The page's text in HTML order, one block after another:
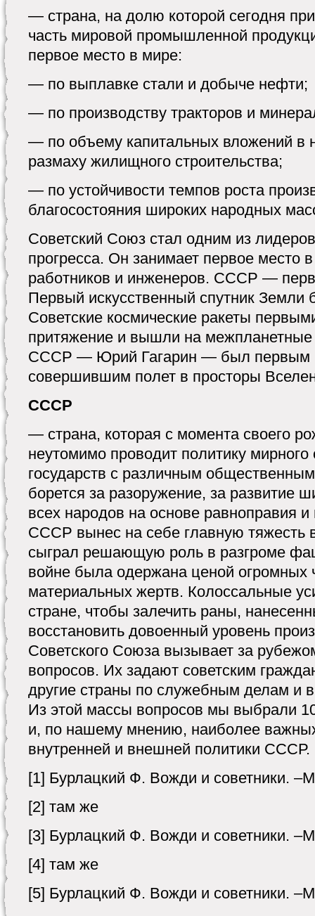
— страна, на долю кото­рой сегодня
часть мировой промышленной
первое место в мире:
— по выплавке стали и добыче нефти;
— по производству тракторов и
— по объему капитальных вложений в
размаху жилищного строительства;
— по устойчивости темпов роста
благосостояния широких народных
Советский Союз стал одним из
прогресса. Он занимает первое место
работников и инженеров. СССР —
Первый искусственный спутник Земли
Советские космические ракеты
притяжение и вышли на
СССР — Юрий Гагарин — был первым
совершившим полет в просторы
СССР
— страна, которая с мо­мента своего
неутомимо проводит политику
государств с различным
борется за разоружение, за развитие
всех народов на основе равноправия
СССР вынес на себе главную тяжесть
сыграл решающую роль в разгроме
войне была одержана ценой огромных
материальных жертв. Колоссальные
стране, чтобы за­лечить раны,
восстановить довоенный уровень
Советского Союза вызывает за
вопросов. Их задают совет­ским
другие страны по служебным делам и в
Из этой массы вопросов мы выбрали
и, по нашему мнению, наиболее
внутренней и внешней политики СССР.
[1] Бурлацкий Ф. Вожди и советники.
[2] там же
[3] Бурлацкий Ф. Вожди и советники.
[4] там же
[5] Бурлацкий Ф. Вожди и советники.